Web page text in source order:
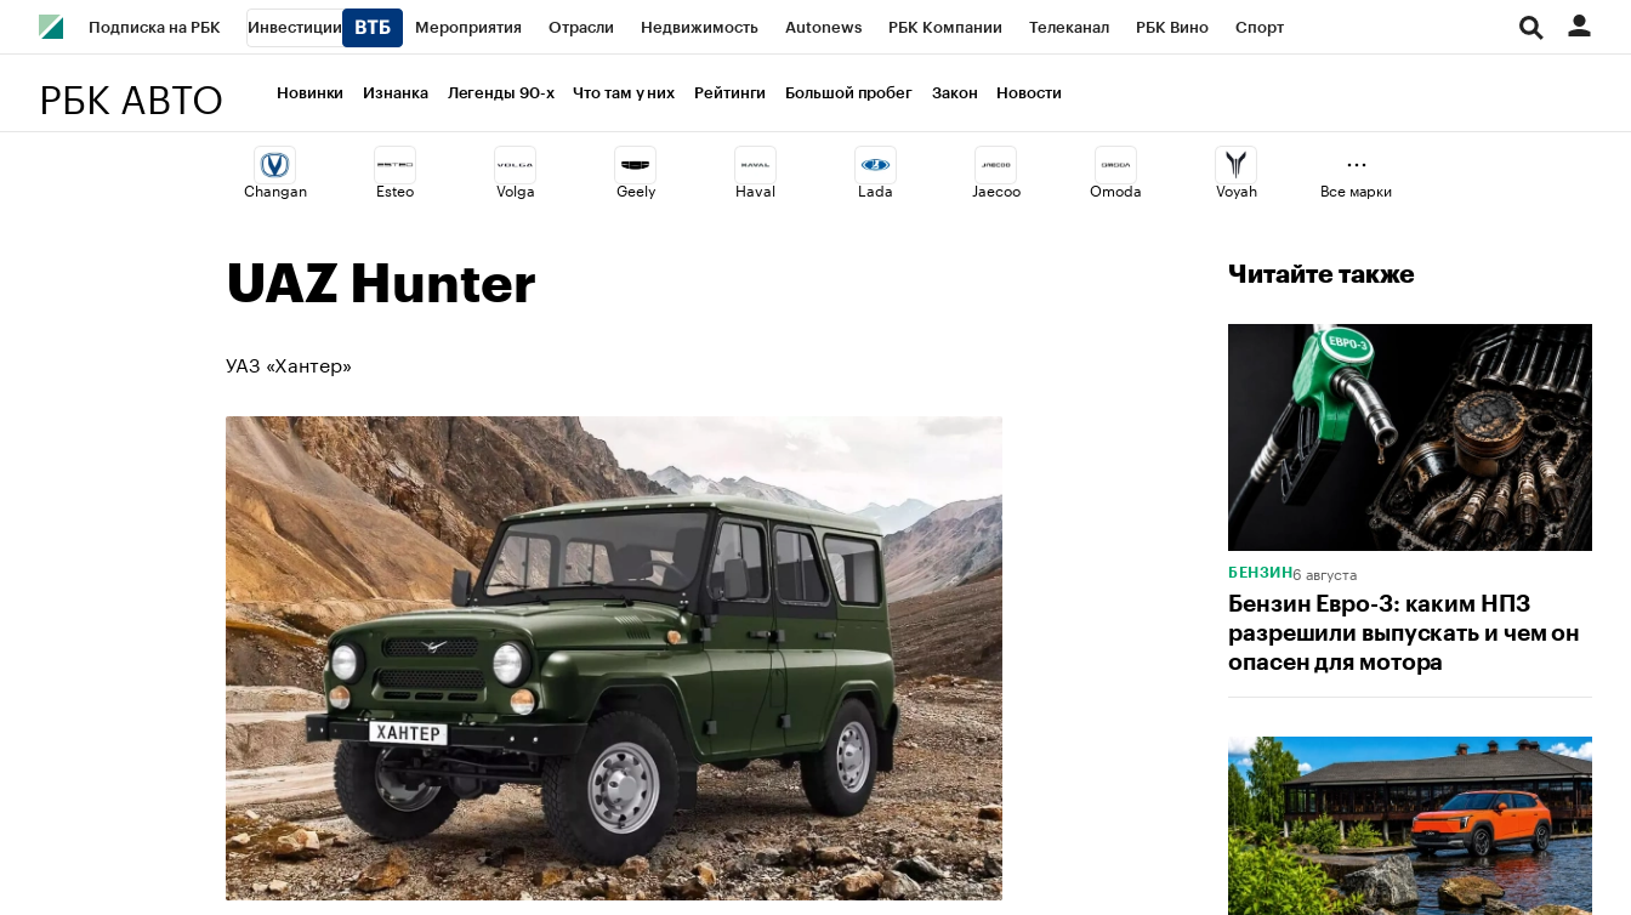
Подписка на РБК Инвестиции Мероприятия Отрасли Недвижимость Autonews РБК Компании Телеканал РБК Вино Спорт
Национальные проекты
РБК Бизнес-среда Дискуссионный клуб Исследования Кредитные рейтинги Франшизы Газета Спецпроекты СПб Конференции СПб
Проверка контрагентов Политика Экономика Бизнес Технологии и медиа Финансы Рынок наличной валюты
РБК АВТО Новинки Изнанка Легенды 90-х Что там у них Рейтинги Большой пробег Закон Новости
Changan Esteo Volga Geely Haval Lada Jaecoo Omoda Voyah Все марки
UAZ Hunter
УАЗ «Хантер»
Читайте также
БЕНЗИН6 августа
Бензин Евро-3: каким НПЗ
разрешили выпускать и чем он
опасен для мотора